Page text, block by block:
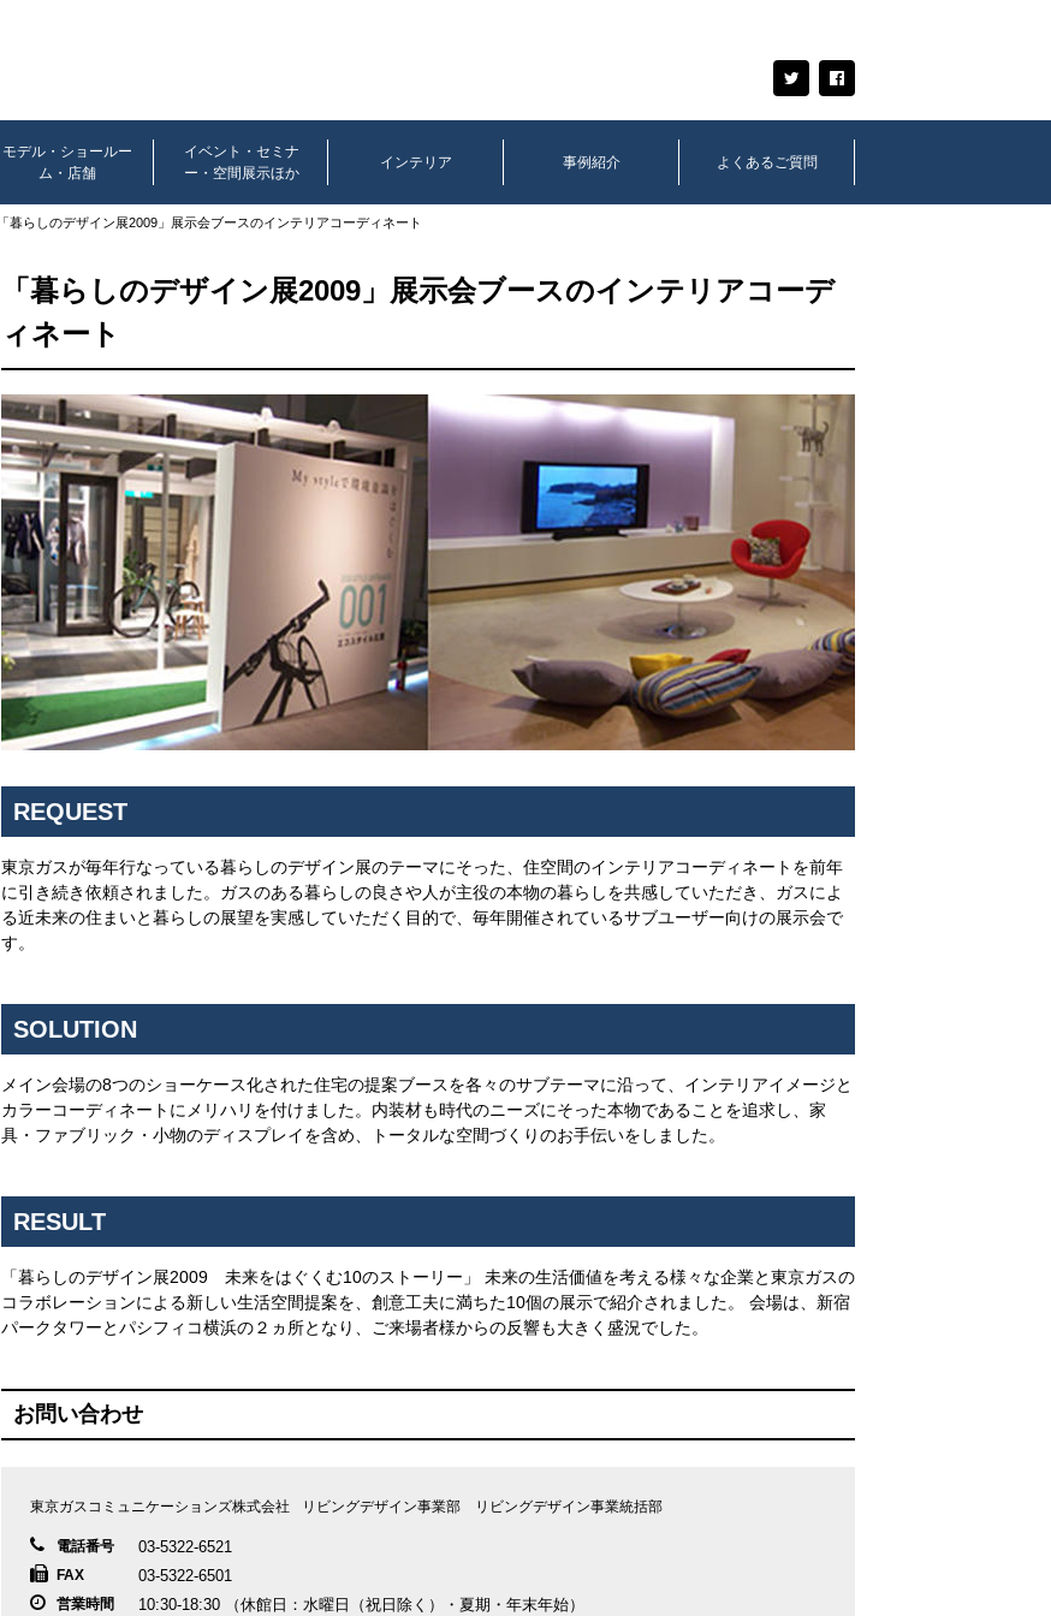
モデル・ショールー
ム・店舗
イベント・セミナ
ー・空間展示ほか
インテリア 事例紹介 よくあるご質問
「暮らしのデザイン展2009」展示会ブースのインテリアコーディネート
「暮らしのデザイン展2009」展示会ブースのインテリアコーデ
ィネート
REQUEST
東京ガスが毎年行なっている暮らしのデザイン展のテーマにそった、住空間のインテリアコーディネートを前年
に引き続き依頼されました。ガスのある暮らしの良さや人が主役の本物の暮らしを共感していただき、ガスによ
る近未来の住まいと暮らしの展望を実感していただく目的で、毎年開催されているサブユーザー向けの展示会で
す。
SOLUTION
メイン会場の8つのショーケース化された住宅の提案ブースを各々のサブテーマに沿って、インテリアイメージと
カラーコーディネートにメリハリを付けました。内装材も時代のニーズにそった本物であることを追求し、家
具・ファブリック・小物のディスプレイを含め、トータルな空間づくりのお手伝いをしました。
RESULT
「暮らしのデザイン展2009 未来をはぐくむ10のストーリー」 未来の生活価値を考える様々な企業と東京ガスの
コラボレーションによる新しい生活空間提案を、創意工夫に満ちた10個の展示で紹介されました。 会場は、新宿
パークタワーとパシフィコ横浜の２ヵ所となり、ご来場者様からの反響も大きく盛況でした。
お問い合わせ
東京ガスコミュニケーションズ株式会社 リビングデザイン事業部 リビングデザイン事業統括部
電話番号 03-5322-6521
FAX 03-5322-6501
営業時間 10:30-18:30 （休館日：水曜日（祝日除く）・夏期・年末年始）